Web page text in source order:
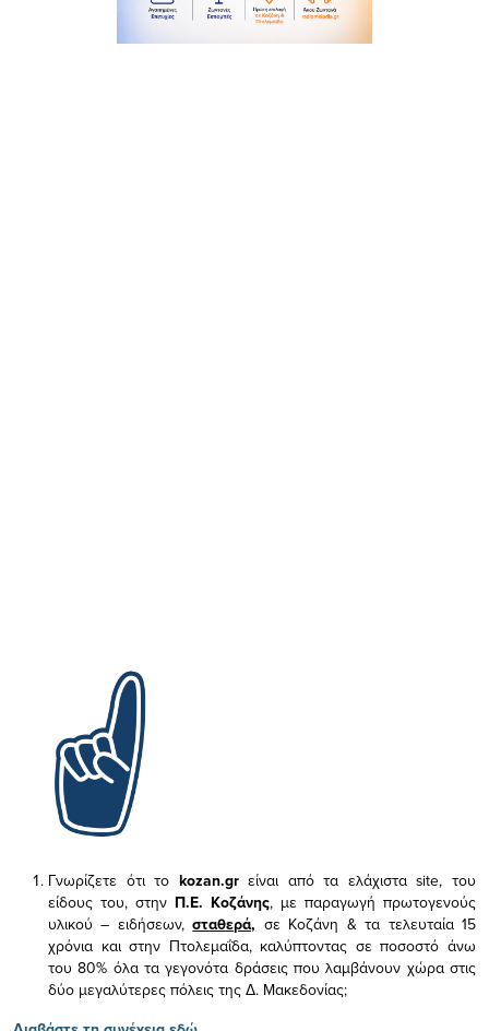
Γνωρίζετε ότι το kozan.gr είναι από τα ελάχισταsite, του
είδους του, στην Π.Ε. Κοζάνης, με παραγωγή πρωτογενούς
υλικού – ειδήσεων,σταθερά, σε Κοζάνη & τα τελευταία 15
χρόνια και στην Πτολεμαΐδα, καλύπτοντας σε ποσοστό άνω
του 80% όλα τα γεγονότα δράσεις που λαμβάνουν χώρα στις
δύο μεγαλύτερες πόλεις της Δ. Μακεδονίας;